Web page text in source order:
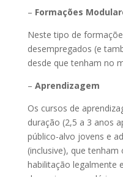
– Formações
Neste tipo de
desempregados (e
desde que tenham no
– Aprendizagem
Os cursos de
duração (2,5 a 3 anos
público-alvo jovens e
(inclusive), que
habilitação legalmente